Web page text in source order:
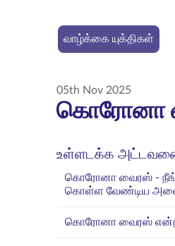
வாழ்க்கை யுக்திகள்
05th Nov 2025
கொரோனா
உள்ளடக்க
கொரோனா வைரஸ் -
கொள்ள வேண்டிய
கொரோனா வைரஸ்